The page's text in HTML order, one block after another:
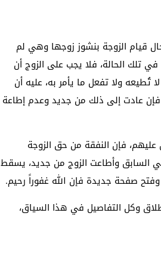
قيام الزوجة بنشوز زوجها وهي لم
تلك الحالة، فلا يجب على الزوج أن
ولا تفعل ما يأمر به، عليه أن
فإن عادت إلى ذلك من جديد وعدم إطاعة
فإن النفقة من حق الزوجة
السابق وأطاعت الزوج من جديد، يسقط
صفحة جديدة فإن الله غفوراً رحيم.
وكل التفاصيل في هذا السياق،